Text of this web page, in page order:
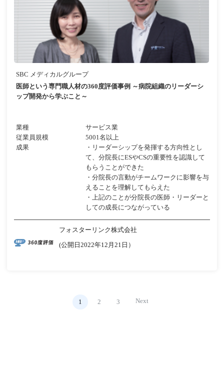
SBC メディカルグループ
医師という専門職人材の360度評価事例 ～病院組織のリーダーシ
ップ開発から学ぶこと～
業種
サービス業
従業員規模
5001名以上
成果
・リーダーシップを発揮する方向性とし
て、分院長にESやCSの重要性を認識して
もらうことができた
・分院長の言動がチームワークに影響を与
えることを理解してもらえた
・上記のことが分院長の医師・リーダーと
しての成長につながっている
フォスターリンク株式会社
(公開日2022年12月21日）
1 2 3 Next